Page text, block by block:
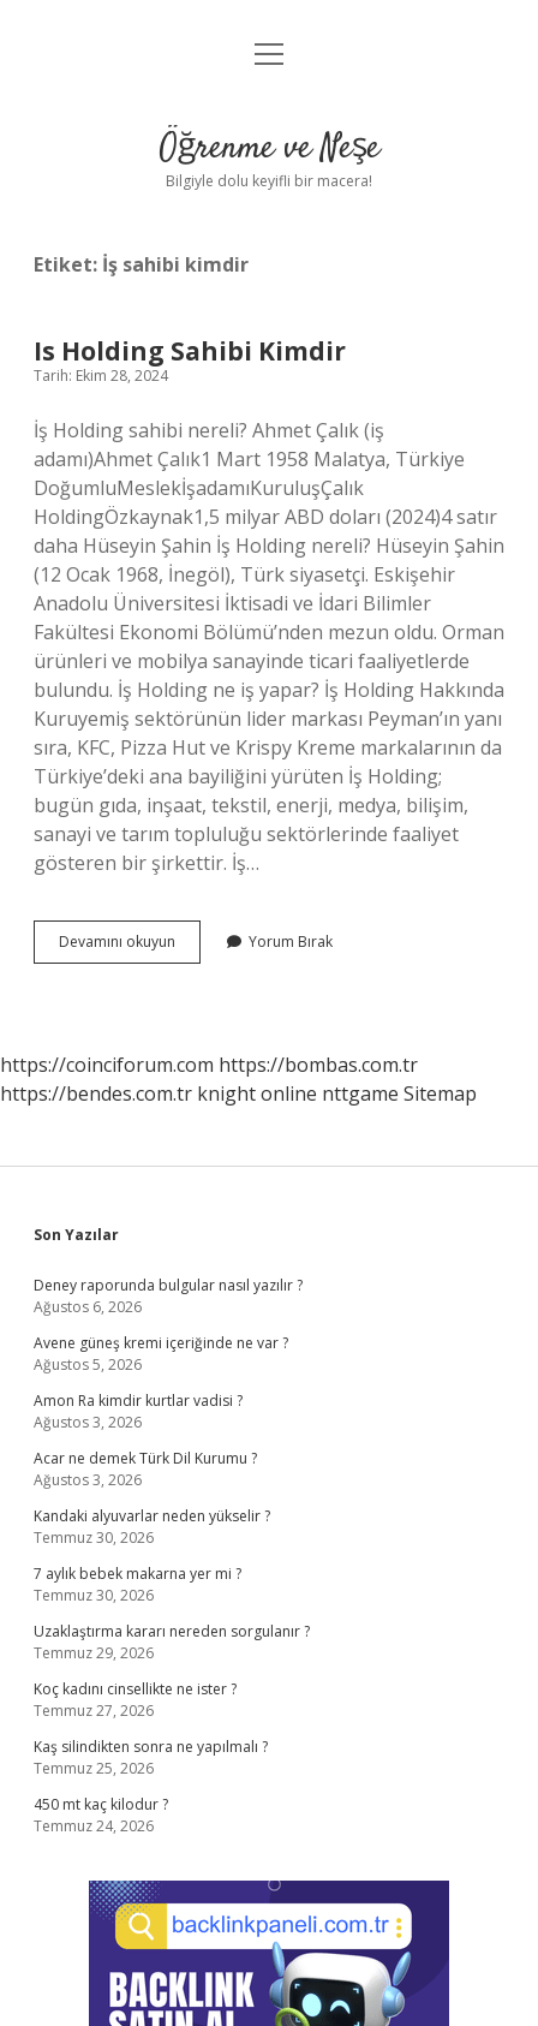
Anasayfa
Yasal Uyarı
menüyü
Öğrenme ve Neşe
Bilgiyle dolu keyifli bir macera!
Etiket: İş sahibi kimdir
Is Holding Sahibi Kimdir
Tarih: Ekim 28, 2024
İş Holding sahibi nereli? Ahmet Çalık (iş
adamı)Ahmet Çalık1 Mart 1958 Malatya, Türkiye
DoğumluMeslekİşadamıKuruluşÇalık
HoldingÖzkaynak1,5 milyar ABD doları (2024)4 satır
daha Hüseyin Şahin İş Holding nereli? Hüseyin Şahin
(12 Ocak 1968, İnegöl), Türk siyasetçi. Eskişehir
Anadolu Üniversitesi İktisadi ve İdari Bilimler
Fakültesi Ekonomi Bölümü’nden mezun oldu. Orman
ürünleri ve mobilya sanayinde ticari faaliyetlerde
bulundu. İş Holding ne iş yapar? İş Holding Hakkında
Kuruyemiş sektörünün lider markası Peyman’ın yanı
sıra, KFC, Pizza Hut ve Krispy Kreme markalarının da
Türkiye’deki ana bayiliğini yürüten İş Holding;
bugün gıda, inşaat, tekstil, enerji, medya, bilişim,
sanayi ve tarım topluluğu sektörlerinde faaliyet
gösteren bir şirkettir. İş…
Devamını okuyun
Holding
Yorum Bırak
https://coinciforum.com https://bombas.com.tr
https://bendes.com.tr knight online nttgame Sitemap
Sidebar
Son Yazılar
Deney raporunda bulgular nasıl yazılır ?
Ağustos 6, 2026
Avene güneş kremi içeriğinde ne var ?
Ağustos 5, 2026
Amon Ra kimdir kurtlar vadisi ?
Ağustos 3, 2026
Acar ne demek Türk Dil Kurumu ?
Ağustos 3, 2026
Kandaki alyuvarlar neden yükselir ?
Temmuz 30, 2026
7 aylık bebek makarna yer mi ?
Temmuz 30, 2026
Uzaklaştırma kararı nereden sorgulanır ?
Temmuz 29, 2026
Koç kadını cinsellikte ne ister ?
Temmuz 27, 2026
Kaş silindikten sonra ne yapılmalı ?
Temmuz 25, 2026
450 mt kaç kilodur ?
Temmuz 24, 2026